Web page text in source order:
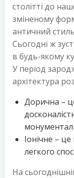
столітті до
зміненому
античний
Сьогодні ж
в будь-якому
У період
архітектура
Дорична –
Іонічне –
легкого
На